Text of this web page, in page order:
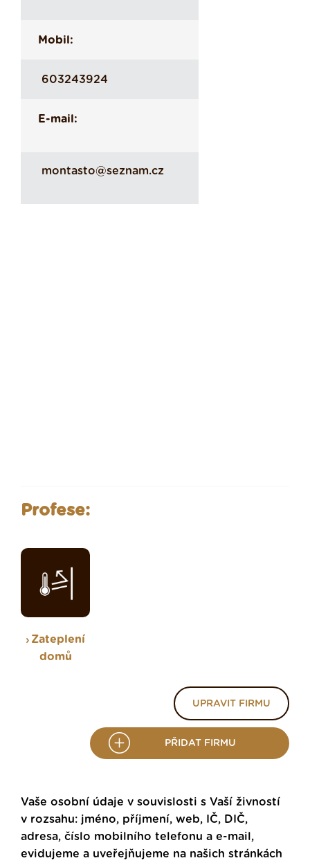
Mobil:
603243924
E-mail:
montasto@seznam.cz
Profese:
Zateplení
domů
UPRAVIT FIRMU
PŘIDAT FIRMU
Vaše osobní údaje v souvislosti s Vaší živností
v rozsahu: jméno, příjmení, web, IČ, DIČ,
adresa, číslo mobilního telefonu a e-mail,
evidujeme a uveřejňujeme na našich stránkách